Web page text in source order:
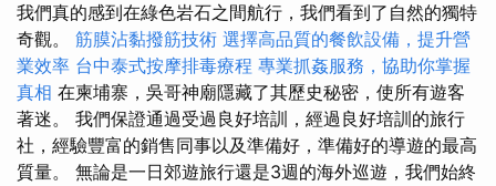
我們真的感到在綠色岩石之間航行，我們看到了自然的獨特
奇觀。 筋膜沾黏撥筋技術 選擇高品質的餐飲設備，提升營
業效率 台中泰式按摩排毒療程 專業抓姦服務，協助你掌握
真相 在柬埔寨，吳哥神廟隱藏了其歷史秘密，使所有遊客
著迷。 我們保證通過受過良好培訓，經過良好培訓的旅行
社，經驗豐富的銷售同事以及準備好，準備好的導遊的最高
質量。 無論是一日郊遊旅行還是3週的海外巡遊，我們始終